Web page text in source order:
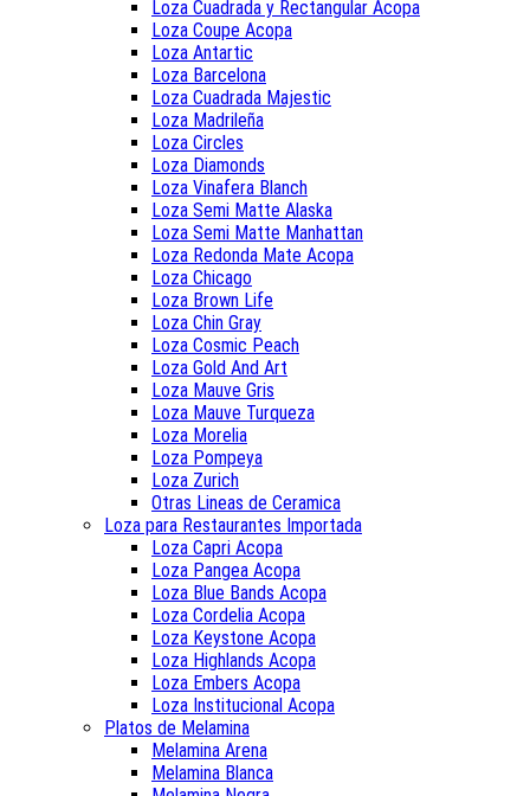
Loza Cuadrada y Rectangular Acopa
Loza Coupe Acopa
Loza Antartic
Loza Barcelona
Loza Cuadrada Majestic
Loza Madrileña
Loza Circles
Loza Diamonds
Loza Vinafera Blanch
Loza Semi Matte Alaska
Loza Semi Matte Manhattan
Loza Redonda Mate Acopa
Loza Chicago
Loza Brown Life
Loza Chin Gray
Loza Cosmic Peach
Loza Gold And Art
Loza Mauve Gris
Loza Mauve Turqueza
Loza Morelia
Loza Pompeya
Loza Zurich
Otras Lineas de Ceramica
Loza para Restaurantes Importada
Loza Capri Acopa
Loza Pangea Acopa
Loza Blue Bands Acopa
Loza Cordelia Acopa
Loza Keystone Acopa
Loza Highlands Acopa
Loza Embers Acopa
Loza Institucional Acopa
Platos de Melamina
Melamina Arena
Melamina Blanca